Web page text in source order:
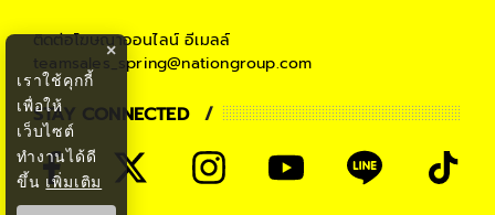
ติดต่อโฆษณาออนไลน์ อีเมลล์
teamsales_spring@nationgroup.com
STAY CONNECTED
×
เราใช้คุกกี้
เพื่อให้
เว็บไซต์
ทำงานได้ดี
ขึ้น เพิ่มเติม